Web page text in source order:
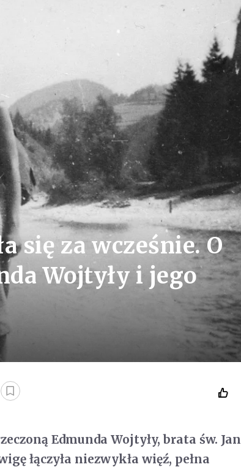
się za wcześnie. O
Wojtyły i jego
Edmunda Wojtyły, brata św.
łączyła niezwykła więź, pełna